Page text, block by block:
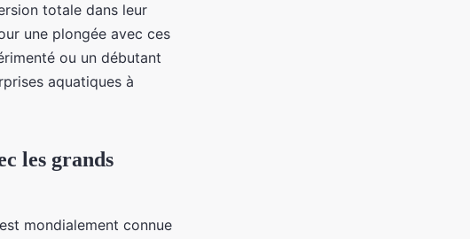
totale dans leur
une plongée avec ces
ou un débutant
aquatiques à
les grands
mondialement connue